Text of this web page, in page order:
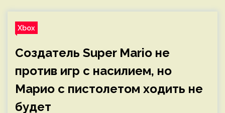
Xbox
Создатель Super Mario не
против игр с насилием, но
Марио с пистолетом ходить не
будет